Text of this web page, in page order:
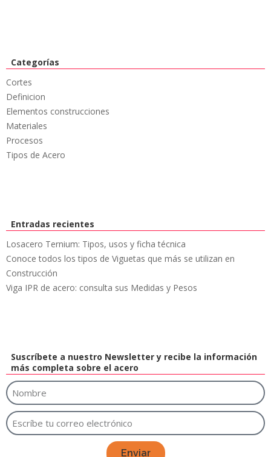
Categorías
Cortes
Definicion
Elementos construcciones
Materiales
Procesos
Tipos de Acero
Entradas recientes
Losacero Ternium: Tipos, usos y ficha técnica
Conoce todos los tipos de Viguetas que más se utilizan en
Construcción
Viga IPR de acero: consulta sus Medidas y Pesos
Suscríbete a nuestro Newsletter y recibe la información
más completa sobre el acero
Enviar